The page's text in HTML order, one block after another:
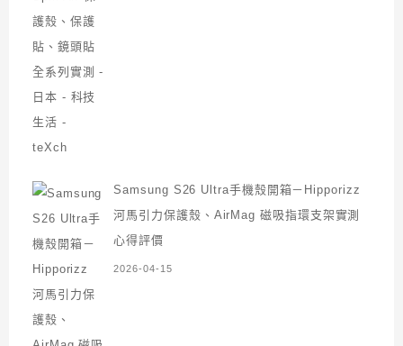
Samsung S26 Ultra手機殼開箱－Hipporizz
河馬引力保護殼、AirMag 磁吸指環支架實測
心得評價
2026-04-15